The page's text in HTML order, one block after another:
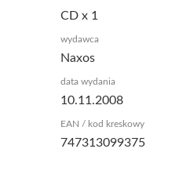
CD x 1
wydawca
Naxos
data wydania
10.11.2008
EAN / kod kreskowy
747313099375